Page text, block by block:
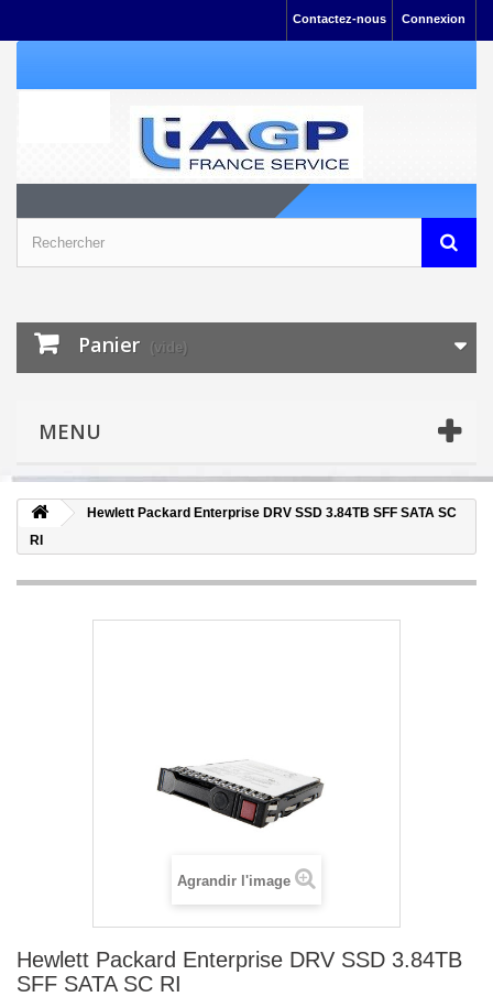
Connexion
Contactez-nous
Panier (vide)
MENU
Hewlett Packard Enterprise DRV SSD 3.84TB SFF SATA SC
RI
Agrandir l'image
Hewlett Packard Enterprise DRV SSD 3.84TB
SFF SATA SC RI